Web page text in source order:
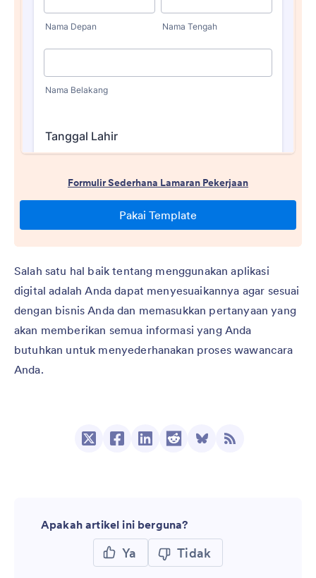
Salah satu hal baik tentang menggunakan aplikasi
digital adalah Anda dapat menyesuaikannya agar sesuai
dengan bisnis Anda dan memasukkan pertanyaan yang
akan memberikan semua informasi yang Anda
butuhkan untuk menyederhanakan proses wawancara
Anda.
Apakah artikel ini berguna?
Ya Tidak